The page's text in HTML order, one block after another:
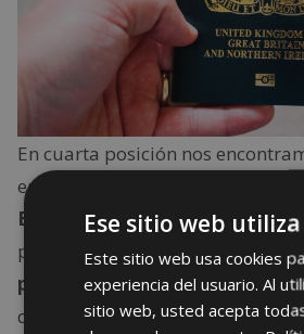
En cuarta posición nos
europeos.
España.Estos países pueden
por
188 países, únicamente,
pasaporte.Cabe destacar que
que nuestro país ocupa esta
Ese sitio web
Este sitio web usa cookies
experiencia del usuario. Al
sitio web, usted acepta